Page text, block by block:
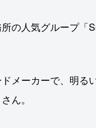
の人気グループ「
メーカーで、明る
ん。